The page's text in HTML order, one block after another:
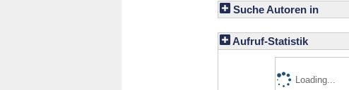
Suche Autoren in
Aufruf-Statistik
Loading...